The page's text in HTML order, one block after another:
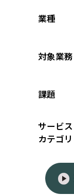
業種
対象業務
課題
サービス
カテゴリ